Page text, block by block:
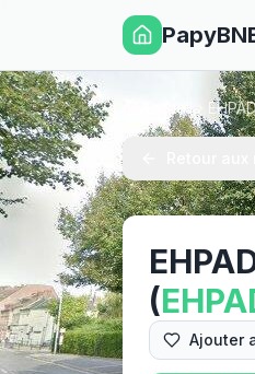
Accueil
(
Ajouter